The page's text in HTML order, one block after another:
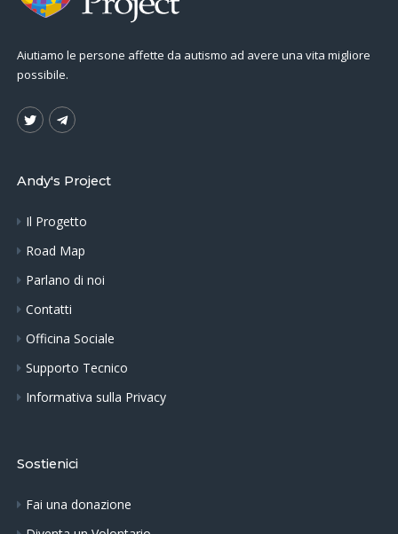
Aiutiamo le persone affette da autismo ad avere una vita migliore
possibile.
Andy's Project
Il Progetto
Road Map
Parlano di noi
Contatti
Officina Sociale
Supporto Tecnico
Informativa sulla Privacy
Sostienici
Fai una donazione